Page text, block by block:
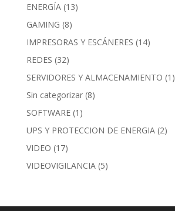
ENERGÍA (13)
GAMING (8)
IMPRESORAS Y ESCÁNERES (14)
REDES (32)
SERVIDORES Y ALMACENAMIENTO (1)
Sin categorizar (8)
SOFTWARE (1)
UPS Y PROTECCION DE ENERGIA (2)
VIDEO (17)
VIDEOVIGILANCIA (5)